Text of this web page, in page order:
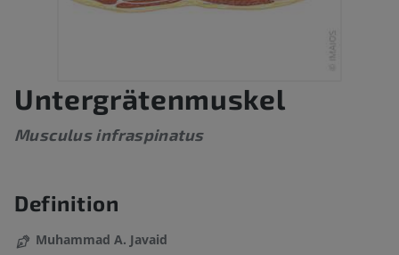
Untergrätenmuskel
Musculus infraspinatus
Definition
Muhammad A. Javaid